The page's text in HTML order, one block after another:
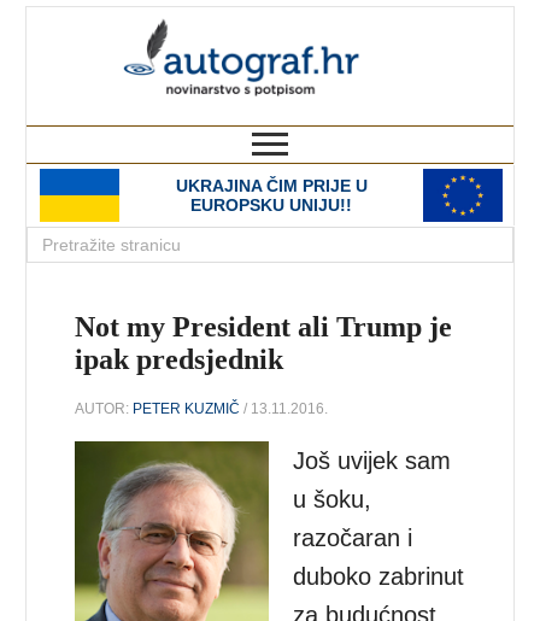
UKRAJINA ČIM PRIJE U
EUROPSKU UNIJU!!
Not my President ali Trump je
ipak predsjednik
AUTOR: PETER KUZMIČ / 13.11.2016.
Još uvijek sam
u šoku,
razočaran i
duboko zabrinut
za budućnost